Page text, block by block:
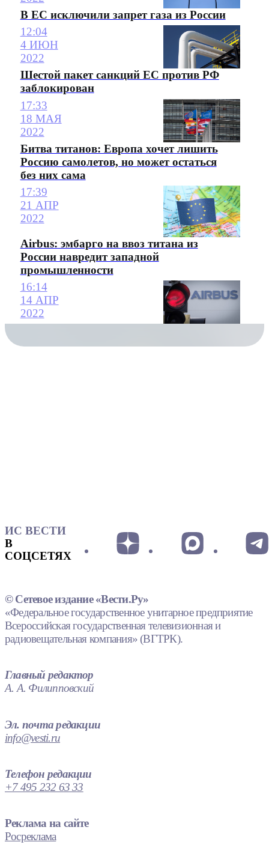
В ЕС исключили запрет газа из России
12:04
4 ИЮН
2022
Шестой пакет санкций ЕС против РФ
заблокирован
17:33
18 МАЯ
2022
Битва титанов: Европа хочет лишить
Россию самолетов, но может остаться
без них сама
17:39
21 АПР
2022
Airbus: эмбарго на ввоз титана из
России навредит западной
промышленности
16:14
14 АПР
2022
ИС ВЕСТИ
В
СОЦСЕТЯХ
© Сетевое издание «Вести.Ру»
«Федеральное государственное унитарное предприятие
Всероссийская государственная телевизионная и
радиовещательная компания» (ВГТРК).
Главный редактор
А. А. Филипповский
Эл. почта редакции
info@vesti.ru
Телефон редакции
+7 495 232 63 33
Реклама на сайте
Росреклама